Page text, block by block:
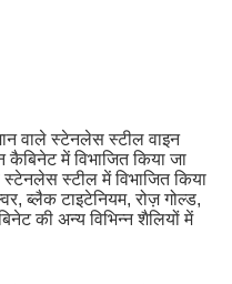
वाले स्टेनलेस स्टील वाइन
में विभाजित किया जा
स्टील में विभाजित किया
ब्लैक टाइटेनियम, रोज़ गोल्ड,
की अन्य विभिन्न शैलियों में